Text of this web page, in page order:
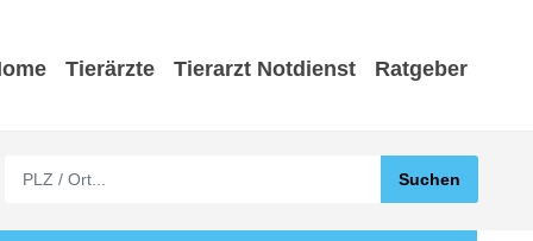
Tierärzte Tierarzt Notdienst Ratgeber